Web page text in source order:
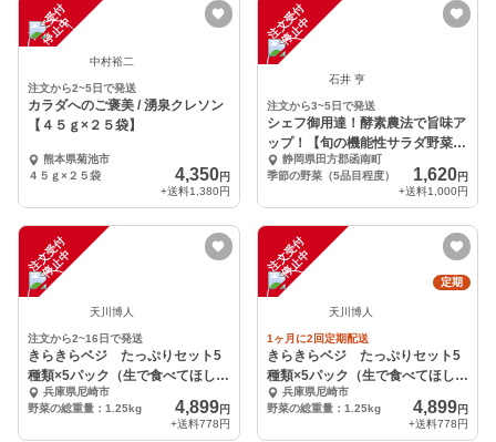
注
文
受
付
停
止
中
中村裕二
注文から2~5日で発送
カラダへのご褒美 / 湧泉クレソン
【４５ｇ×２５袋】
熊本県菊池市
４５ｇ×２５袋
4,350円
+送料1,380円
注
文
受
付
停
止
中
石井 亨
注文から3~5日で発送
シェフ御用達！酵素農法で旨味ア
ップ！【旬の機能性サラダ野菜5
品目＋ハーブ1品目セ
静岡県田方郡函南町
季節の野菜（5品目程度）
1,620円
+送料1,000円
注
文
受
付
停
止
中
天川博人
注文から2~16日で発送
きらきらベジ たっぷりセット5
種類×5パック（生で食べてほしい
サラダケールなど）
兵庫県尼崎市
野菜の総重量：1.25kg
4,899円
+送料778円
注
文
受
付
停
止
中
定期
天川博人
1ヶ月に2回定期配送
きらきらベジ たっぷりセット5
種類×5パック（生で食べてほしい
サラダケールなど）
兵庫県尼崎市
野菜の総重量：1.25kg
4,899円
+送料778円